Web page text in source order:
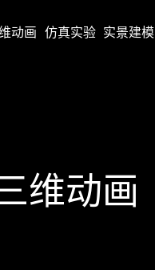
动画 仿真实验 实景建模
维动画